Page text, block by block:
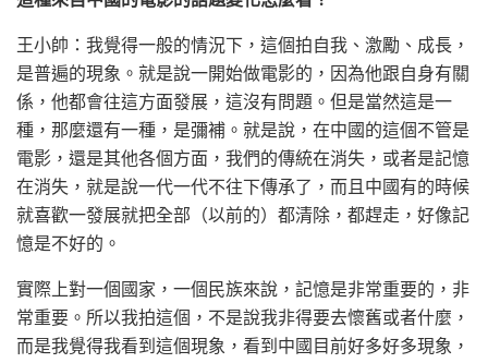
王小帥：我覺得一般的情況下，這個拍自我、激勵、成長，
是普遍的現象。就是說一開始做電影的，因為他跟自身有關
係，他都會往這方面發展，這沒有問題。但是當然這是一
種，那麼還有一種，是彌補。就是說，在中國的這個不管是
電影，還是其他各個方面，我們的傳統在消失，或者是記憶
在消失，就是說一代一代不往下傳承了，而且中國有的時候
就喜歡一發展就把全部（以前的）都清除，都趕走，好像記
憶是不好的。
實際上對一個國家，一個民族來說，記憶是非常重要的，非
常重要。所以我拍這個，不是說我非得要去懷舊或者什麼，
而是我覺得我看到這個現象，看到中國目前好多好多現象，